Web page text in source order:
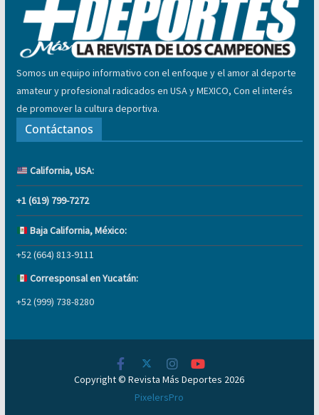
Somos un equipo informativo con el enfoque y el amor al deporte
amateur y profesional radicados en USA y MEXICO, Con el interés
de promover la cultura deportiva.
Contáctanos
California, USA:
+1 (619) 799-7272
Baja California, México:
+52 (664) 813-9111
Corresponsal en Yucatán:
+52 (999) 738-8280
Copyright © Revista Más Deportes 2026
PixelersPro